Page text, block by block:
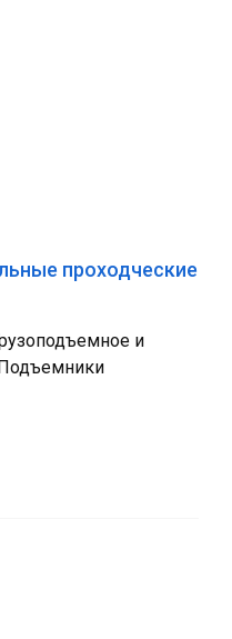
проходческие
и